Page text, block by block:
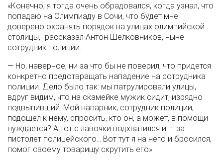
«Конечно, я тогда очень обрадовался, когда узнал, что
попадаю на Олимпиаду в Сочи, что будет мне
доверено охранять порядок на улицах олимпийской
столицы,- рассказал Антон Шелковников, ныне
сотрудник полиции.
— Но, наверное, ни за что бы не поверил, что придется
конкретно предотвращать нападение на сотрудника
полиции. Дело было так: мы патрулировали улицы,
вдруг видим, что на скамейке мужик сидит, изрядно
подвыпивший. Мой напарник, сотрудник полиции,
подошел к нему, спросить, кто он, а может, в помощи
нуждается? А тот с лавочки подхватился и — за
пистолет полицейского… Вот тут я на него и бросился,
помог своему товарищу скрутить его».